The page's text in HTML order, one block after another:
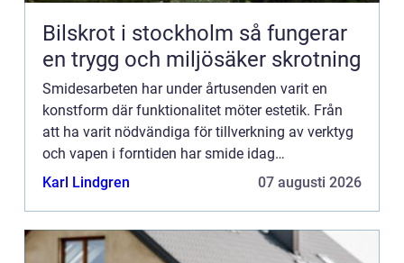
Bilskrot i stockholm så fungerar
en trygg och miljösäker skrotning
Smidesarbeten har under årtusenden varit en
konstform där funktionalitet möter estetik. Från
att ha varit nödvändiga för tillverkning av verktyg
och vapen i forntiden har smide idag
transformeras till en hantverks...
Karl Lindgren 07 augusti 2026